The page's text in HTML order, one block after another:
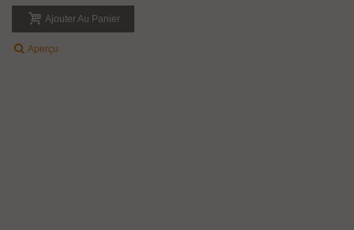
Ajouter Au Panier
Aperçu